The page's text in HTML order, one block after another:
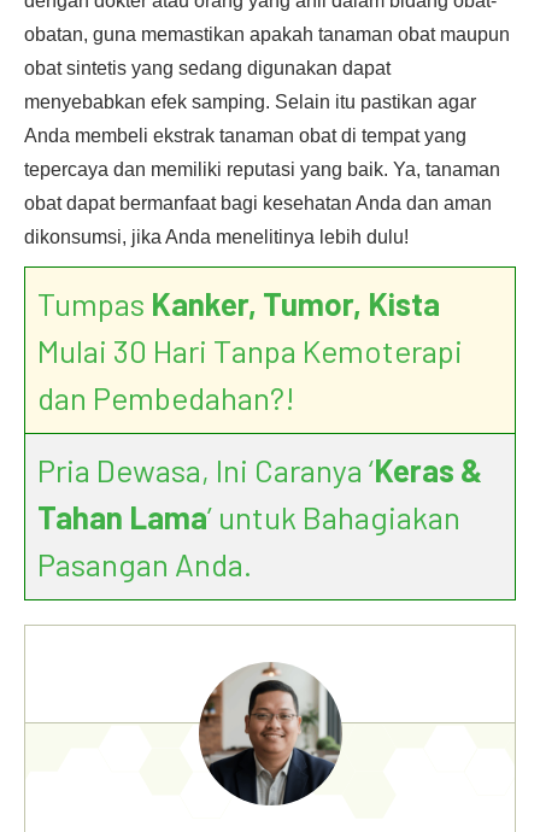
obatan, guna memastikan apakah tanaman obat maupun
obat sintetis yang sedang digunakan dapat
menyebabkan efek samping. Selain itu pastikan agar
Anda membeli ekstrak tanaman obat di tempat yang
tepercaya dan memiliki reputasi yang baik. Ya, tanaman
obat dapat bermanfaat bagi kesehatan Anda dan aman
dikonsumsi, jika Anda menelitinya lebih dulu!
Tumpas Kanker, Tumor, Kista
Mulai 30 Hari Tanpa Kemoterapi
dan Pembedahan?!
Pria Dewasa, Ini Caranya ‘Keras &
Tahan Lama’ untuk Bahagiakan
Pasangan Anda.